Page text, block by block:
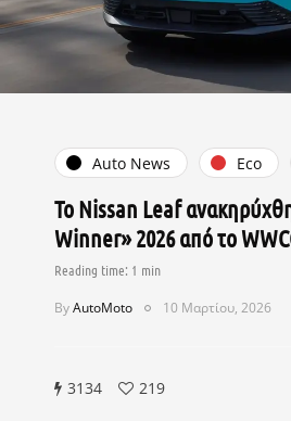
Auto News Eco
Το Nissan Leaf
Winner» 2026 από το
ByAutoMoto 10 Μαρτίου, 2026
3134 219